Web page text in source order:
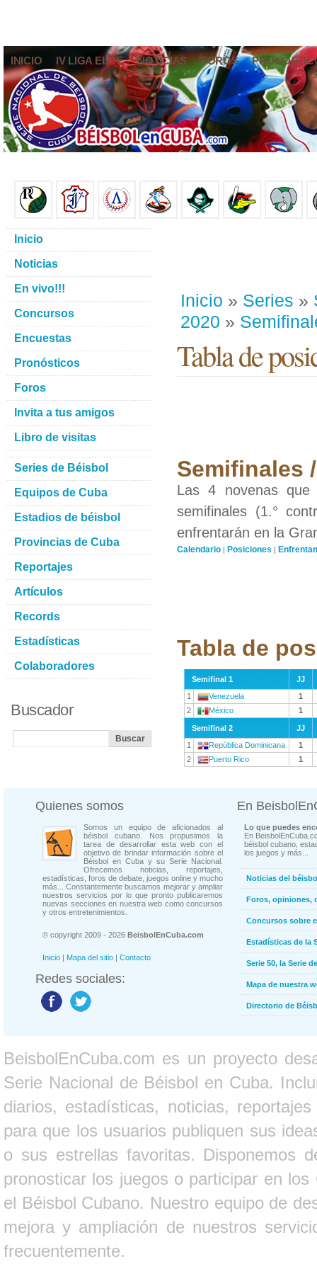
INICIO IV LIGA ELITE NOTICIAS FOROS
Inicio » Series »
2020 »
Tabla de
Semifinales
Las 4 novenas que
semifinales (1.°
enfrentarán en la
Calendario | Posiciones |
Tabla de
Semifinal 1
JJ
1
Venezuela
1
2
México 1
Semifinal 2
JJ
1
República Dominicana
1
2
Puerto Rico 1
Inicio
Noticias
En vivo!!!
Concursos
Encuestas
Pronósticos
Foros
Invita a tus amigos
Libro de visitas
Series de Béisbol
Equipos de Cuba
Estadios de béisbol
Provincias de Cuba
Reportajes
Artículos
Records
Estadísticas
Colaboradores
Buscador
Quienes somos
Somos un equipo de aficionados al
béisbol cubano. Nos propusimos la
tarea de desarrollar esta web con el
objetivo de brindar información sobre el
Béisbol en Cuba y su Serie Nacional.
Ofrecemos noticias, reportajes,
estadísticas, foros de debate, juegos online y mucho
más... Constantemente buscamos mejorar y ampliar
nuestros servicios por lo que pronto publicaremos
nuevas secciones en nuestra web como concursos
y otros entretenimientos.
© copyright 2009 - 2026 BeisbolEnCuba.com
Inicio | Mapa del sitio | Contacto
Redes sociales:
En
Lo que puedes
En
béisbol cubano,
los juegos y más...
Noticias del
Foros, opiniones,
Concursos sobre
Estadísticas de la
Serie 50, la Serie
Mapa de nuestra
Directorio de
BeisbolEnCuba.com es un proyecto
Serie Nacional de Béisbol en Cuba.
diarios, estadísticas, noticias,
para que los usuarios publiquen sus
o sus estrellas favoritas. Disponemos
pronosticar los juegos o participar en
el Béisbol Cubano. Nuestro equipo de
mejora y ampliación de nuestros
frecuentemente.